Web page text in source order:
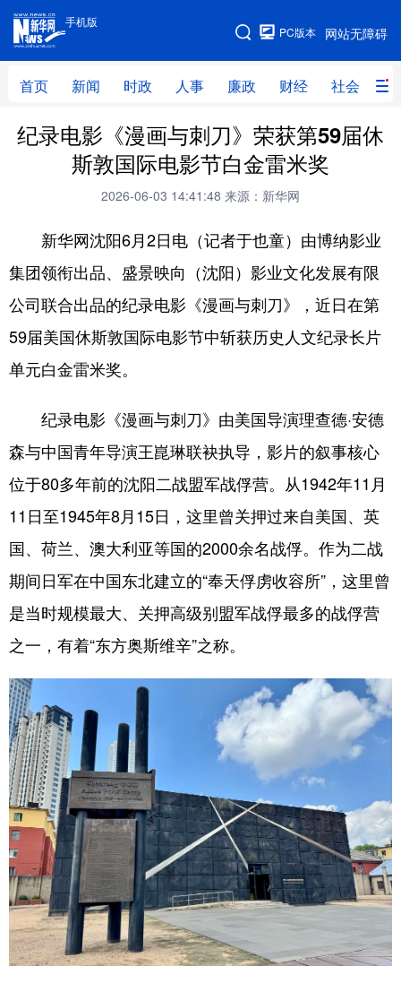
手机版
网站无障碍
PC版本
首页 新闻 时政 人事 廉政 财经 社会 科
手机版
网站地图
首页 新闻 时政 人事
财经 社会
体育 视频 直播 无人机
地方频道
浙江 安徽 福建 江西
广东 广西 海南 重庆
四川 贵州 云南 西藏
陕西 甘肃 青海 宁夏
新疆 内蒙古 黑龙江
多语种频道
English Español Français عربى
Русский язык 日本語 한국어
Deutsch Português
纪录电影《漫画与刺刀》荣获第59届休
斯敦国际电影节白金雷米奖
2026-06-03 14:41:48 来源：新华网
新华网沈阳6月2日电（记者于也童）由博纳影业
集团领衔出品、盛景映向（沈阳）影业文化发展有限
公司联合出品的纪录电影《漫画与刺刀》，近日在第
59届美国休斯敦国际电影节中斩获历史人文纪录长片
单元白金雷米奖。
纪录电影《漫画与刺刀》由美国导演理查德·安德
森与中国青年导演王崑琳联袂执导，影片的叙事核心
位于80多年前的沈阳二战盟军战俘营。从1942年11月
11日至1945年8月15日，这里曾关押过来自美国、英
国、荷兰、澳大利亚等国的2000余名战俘。作为二战
期间日军在中国东北建立的“奉天俘虏收容所”，这里曾
是当时规模最大、关押高级别盟军战俘最多的战俘营
之一，有着“东方奥斯维辛”之称。